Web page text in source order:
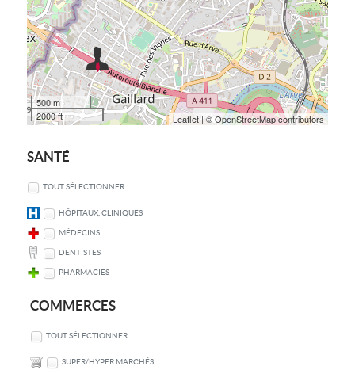
500 m
2000 ft
Leaflet| © OpenStreetMap contributors
SANTÉ
TOUT SÉLECTIONNER
HÔPITAUX, CLINIQUES
MÉDECINS
DENTISTES
PHARMACIES
COMMERCES
TOUT SÉLECTIONNER
SUPER/HYPER MARCHÉS